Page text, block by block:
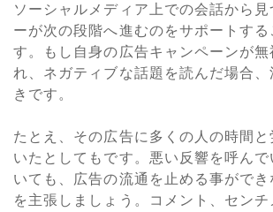
ソーシャルメディア上での会話から
ーが次の段階へ進むのをサポートする
す。もし自身の広告キャンペーンが無
れ、ネガティブな話題を読んだ場合
きです。
たとえ、その広告に多くの人の時間と
いたとしてもです。悪い反響を呼んで
いても、広告の流通を止める事がで
を主張しましょう。コメント、センチ